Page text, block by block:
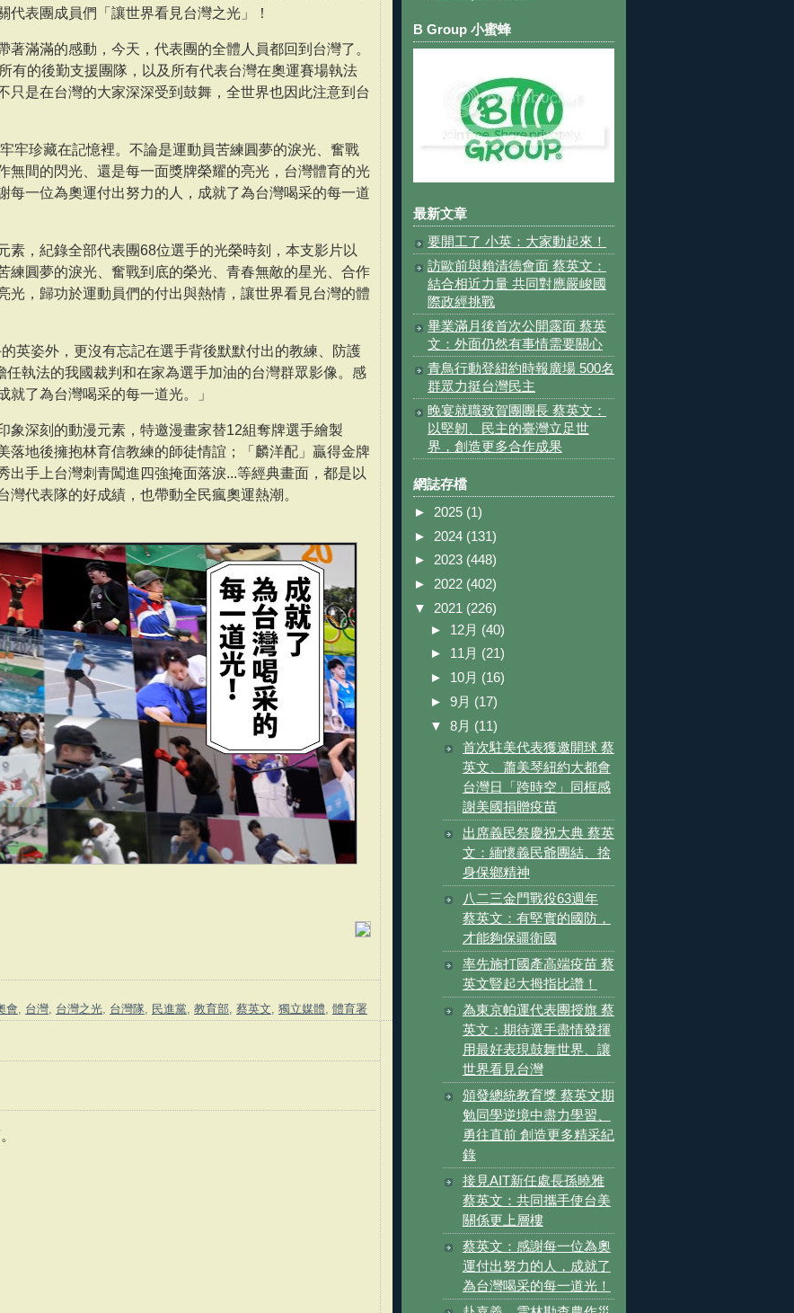
代表團成員們「讓世界看見台灣之光」！
滿滿的感動，今天，代表團的全體人員都回到台灣了。
有的後勤支援團隊，以及所有代表台灣在奧運賽場執法
只是在台灣的大家深深受到鼓舞，全世界也因此注意到台
牢珍藏在記憶裡。不論是運動員苦練圓夢的淚光、奮戰
無間的閃光、還是每一面獎牌榮耀的亮光，台灣體育的光
每一位為奧運付出努力的人，成就了為台灣喝采的每一道
素，紀錄全部代表團68位選手的光榮時刻，本支影片以
練圓夢的淚光、奮戰到底的榮光、青春無敵的星光、合作
光，歸功於運動員們的付出與熱情，讓世界看見台灣的體
英姿外，更沒有忘記在選手背後默默付出的教練、防護
任執法的我國裁判和在家為選手加油的台灣群眾影像。感
就了為台灣喝采的每一道光。」
象深刻的動漫元素，特邀漫畫家替12組奪牌選手繪製
落地後擁抱林育信教練的師徒情誼；「麟洋配」贏得金牌
出手上台灣刺青闖進四強掩面落淚...等經典畫面，都是以
灣代表隊的好成績，也帶動全民瘋奧運熱潮。
會 台灣 台灣之光 台灣隊 民進黨 教育部 蔡英文 獨立媒體 體育署
B Group 小蜜蜂
最新文章
要開工了 小英：大家動起來！
訪歐前與賴清德會面 蔡英文：
結合相近力量 共同對應嚴峻國
際政經挑戰
畢業滿月後首次公開露面 蔡英
文：外面仍然有事情需要關心
青鳥行動登紐約時報廣場 500名
群眾力挺台灣民主
晚宴就職致賀團團長 蔡英文：
以堅韌、民主的臺灣立足世
界，創造更多合作成果
網誌存檔
► 2025 (1)
► 2024 (131)
► 2023 (448)
► 2022 (402)
▼ 2021 (226)
► 12月 (40)
► 11月 (21)
► 10月 (16)
► 9月 (17)
▼ 8月 (11)
首次駐美代表獲邀開球 蔡
英文、蕭美琴紐約大都會
台灣日「跨時空」同框感
謝美國捐贈疫苗
出席義民祭慶祝大典 蔡英
文：緬懷義民爺團結、捨
身保鄉精神
八二三金門戰役63週年
蔡英文：有堅實的國防，
才能夠保疆衛國
率先施打國產高端疫苗 蔡
英文豎起大拇指比讚！
為東京帕運代表團授旗 蔡
英文：期待選手盡情發揮
用最好表現鼓舞世界、讓
世界看見台灣
頒發總統教育獎 蔡英文期
勉同學逆境中盡力學習、
勇往直前 創造更多精采紀
錄
接見AIT新任處長孫曉雅
蔡英文：共同攜手使台美
關係更上層樓
蔡英文：感謝每一位為奧
運付出努力的人，成就了
為台灣喝采的每一道光！